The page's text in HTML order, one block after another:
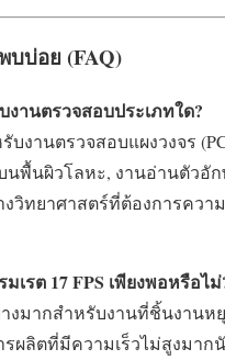
บบ่อย (FAQ)
งานตรวจสอบประเภทใด?
บงานตรวจสอบแผงวงจร
พื้นผิวโลหะ, งานอ่านตัวอัก
งวิทยาศาสตร์ที่ต้องการคว
มเรต 17 FPS เพียงพอหรือไม่
างมากสำหรับงานที่ชิ้นงาน
ผลิตที่มีความเร็วไม่สูงมาก